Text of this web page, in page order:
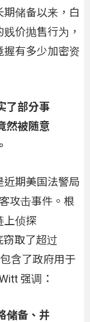
储备以来，白
价抛售行为，
有多少加密资
了部分事
然被随意
期美国法警局
攻击事件。根
上侦探
窃取了超过
含了政府用于
强调：
储备、并